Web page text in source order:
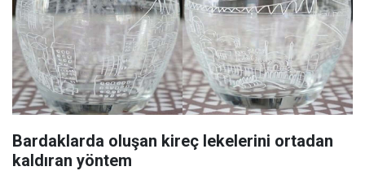
Bardaklarda oluşan kireç lekelerini ortadan
kaldıran yöntem